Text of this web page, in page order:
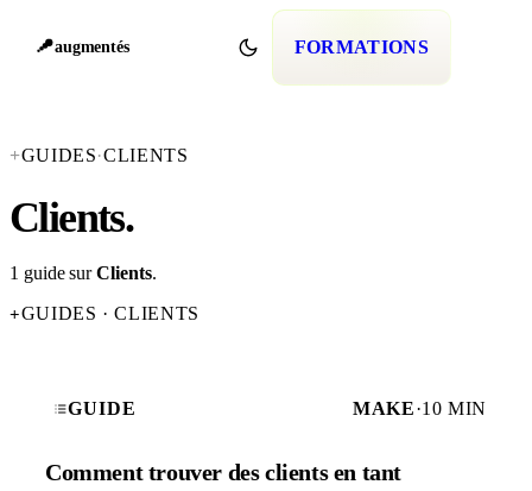
augmentés FORMATIONS
+GUIDES·CLIENTS
Clients.
1 guide surClients.
+GUIDES · CLIENTS
GUIDE MAKE·10 MIN
Comment trouver des clients en tant